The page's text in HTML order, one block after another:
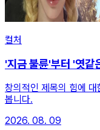
컬처
'지금 불륜'부터 '엿같
창의적인 제목의 힘에
봅니다.
2026. 08. 09